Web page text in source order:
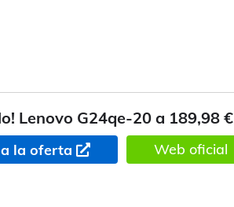
Lenovo G24qe-20 a 189,98 €
la oferta Web oficial